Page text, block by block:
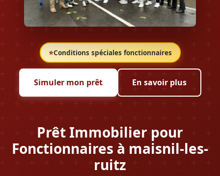
⭐Conditions spéciales fonctionnaires
Prêt Immobilier pour
Fonctionnaires à maisnil-les-
ruitz
Simuler mon prêt En savoir plus